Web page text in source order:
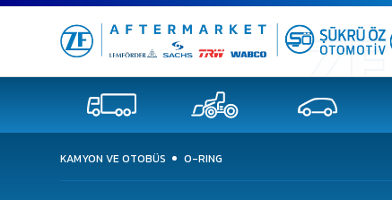
KAMYON VE OTOBÜS O-RING